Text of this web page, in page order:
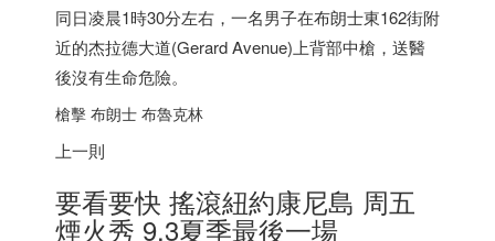
同日凌晨1時30分左右，一名男子在布朗士東162街附
近的杰拉德大道(Gerard Avenue)上背部中槍，送醫
後沒有生命危險。
槍擊 布朗士 布魯克林
上一則
要看要快 搖滾紐約康尼島 周五
煙火秀 9.3夏季最後一場